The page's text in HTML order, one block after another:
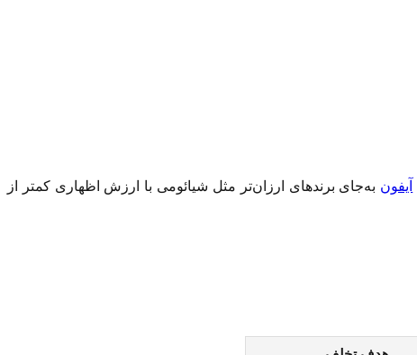
آیفون به‌جای برندهای ارزان‌تر مثل شیائومی با ارزش اظهاری کمتر از